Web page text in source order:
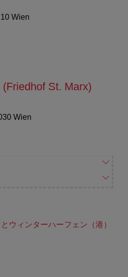
Wien
St. Marx)
Wien
ウィンターハーフェン（港）